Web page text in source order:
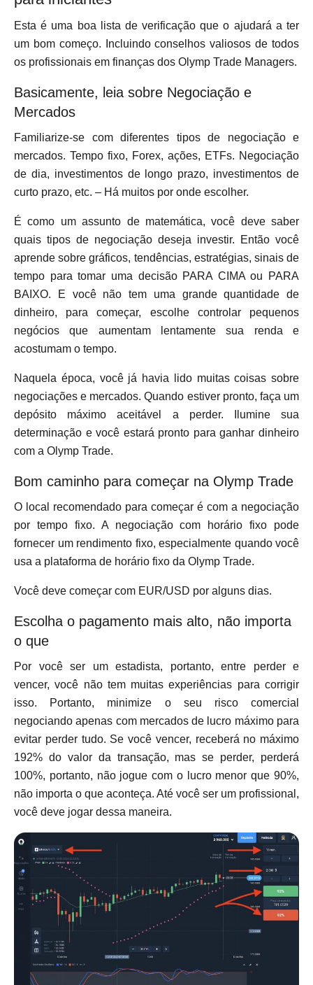
Esta é uma boa lista de verificação que o ajudará a ter
um bom começo. Incluindo conselhos valiosos de todos
os profissionais em finanças dos Olymp Trade Managers.
Basicamente, leia sobre Negociação e
Mercados
Familiarize-se com diferentes tipos de negociação e
mercados. Tempo fixo, Forex, ações, ETFs. Negociação
de dia, investimentos de longo prazo, investimentos de
curto prazo, etc. – Há muitos por onde escolher.
É como um assunto de matemática, você deve saber
quais tipos de negociação deseja investir. Então você
aprende sobre gráficos, tendências, estratégias, sinais de
tempo para tomar uma decisão PARA CIMA ou PARA
BAIXO. E você não tem uma grande quantidade de
dinheiro, para começar, escolhe controlar pequenos
negócios que aumentam lentamente sua renda e
acostumam o tempo.
Naquela época, você já havia lido muitas coisas sobre
negociações e mercados. Quando estiver pronto, faça um
depósito máximo aceitável a perder. Ilumine sua
determinação e você estará pronto para ganhar dinheiro
com a Olymp Trade.
Bom caminho para começar na Olymp Trade
O local recomendado para começar é com a negociação
por tempo fixo. A negociação com horário fixo pode
fornecer um rendimento fixo, especialmente quando você
usa a plataforma de horário fixo da Olymp Trade.
Você deve começar com EUR/USD por alguns dias.
Escolha o pagamento mais alto, não importa
o que
Por você ser um estadista, portanto, entre perder e
vencer, você não tem muitas experiências para corrigir
isso. Portanto, minimize o seu risco comercial
negociando apenas com mercados de lucro máximo para
evitar perder tudo. Se você vencer, receberá no máximo
192% do valor da transação, mas se perder, perderá
100%, portanto, não jogue com o lucro menor que 90%,
não importa o que aconteça. Até você ser um profissional,
você deve jogar dessa maneira.